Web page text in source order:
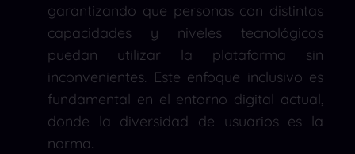
garantizando que personas con distintas
capacidades y niveles tecnológicos
puedan utilizar la plataforma sin
inconvenientes. Este enfoque inclusivo es
fundamental en el entorno digital actual,
donde la diversidad de usuarios es la
norma.